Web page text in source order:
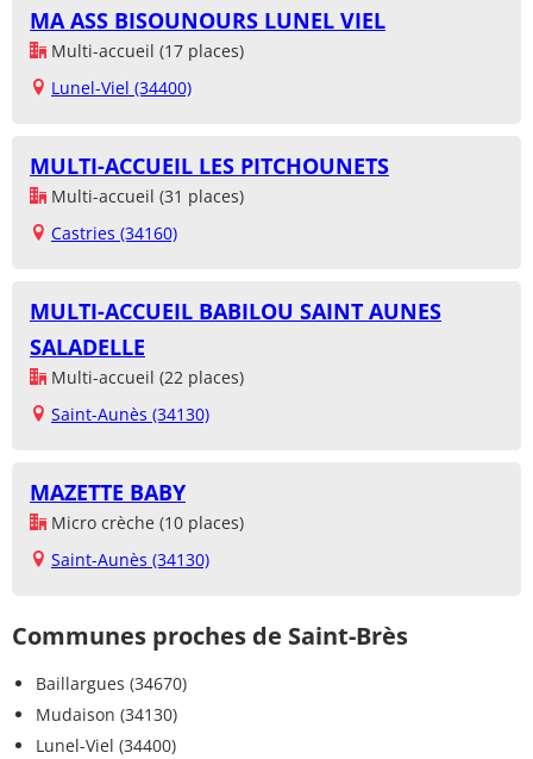
MA ASS BISOUNOURS LUNEL VIEL
Multi-accueil (17 places)
Lunel-Viel (34400)
MULTI-ACCUEIL LES PITCHOUNETS
Multi-accueil (31 places)
Castries (34160)
MULTI-ACCUEIL BABILOU SAINT AUNES
SALADELLE
Multi-accueil (22 places)
Saint-Aunès (34130)
MAZETTE BABY
Micro crèche (10 places)
Saint-Aunès (34130)
Communes proches de Saint-Brès
Baillargues (34670)
Mudaison (34130)
Lunel-Viel (34400)